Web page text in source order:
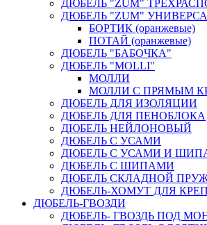
ДЮБЕЛЬ "ZUM"
ДЮБЕЛЬ "ZUM"
БОРТИК (оранжевые)
ПОТАЙ (оранжевые)
ДЮБЕЛЬ "БАБОЧКА"
ДЮБЕЛЬ "МOLLI"
МОЛЛИ
МОЛЛИ С ПРЯМЫМ
ДЮБЕЛЬ ДЛЯ ИЗОЛЯЦИИ
ДЮБЕЛЬ ДЛЯ ПЕНОБЛОКА
ДЮБЕЛЬ НЕЙЛОНОВЫЙ
ДЮБЕЛЬ С УСАМИ
ДЮБЕЛЬ С УСАМИ И
ДЮБЕЛЬ С ШИПАМИ
ДЮБЕЛЬ СКЛАДНОЙ
ДЮБЕЛЬ-ХОМУТ ДЛЯ
ДЮБЕЛЬ-ГВОЗДИ
ДЮБЕЛЬ- ГВОЗДЬ ПОД